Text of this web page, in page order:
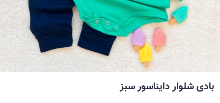
بادی شلوار دایناسور سبز